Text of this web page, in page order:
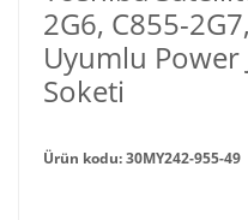
2G6, C855-
Uyumlu Power
Soketi
Ürün kodu: 30MY242-955-49